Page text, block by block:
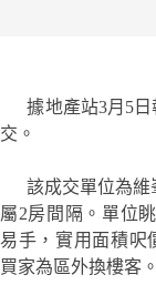
據地產站3月5日
交。
該成交單位為維
屬2房間隔。單位
易手，實用面積呎
買家為區外換樓客。